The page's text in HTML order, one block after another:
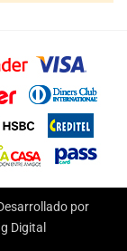
por
Digital